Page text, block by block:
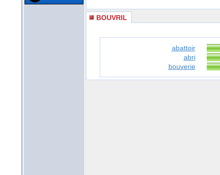
BOUVRIL
abattoir
abri
bouverie